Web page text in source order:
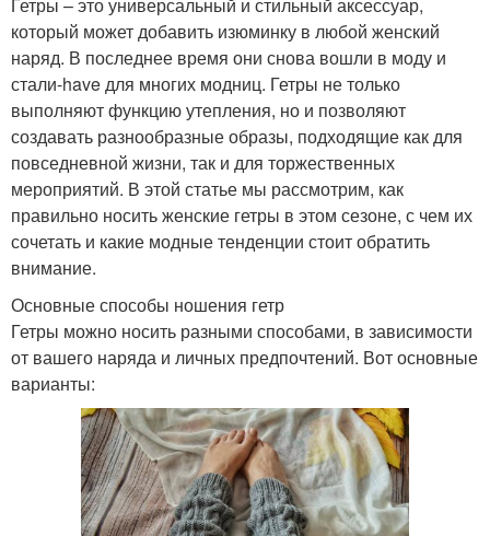
который может добавить изюминку в любой женский
наряд. В последнее время они снова вошли в моду и
стали-have для многих модниц. Гетры не только
выполняют функцию утепления, но и позволяют
создавать разнообразные образы, подходящие как для
повседневной жизни, так и для торжественных
мероприятий. В этой статье мы рассмотрим, как
правильно носить женские гетры в этом сезоне, с чем их
сочетать и какие модные тенденции стоит обратить
внимание.
Основные способы ношения гетр
Гетры можно носить разными способами, в зависимости
от вашего наряда и личных предпочтений. Вот основные
варианты: